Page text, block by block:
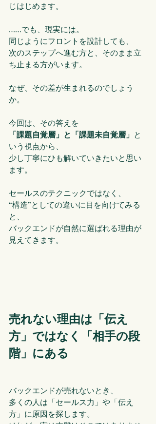
じはじめます。
……でも、現実には。
同じようにフロントを設計しても、
次のステップへ進む方と、そのまま立
ち止まる方がいます。
なぜ、その差が生まれるのでしょう
か。
今回は、その答えを
「課題自覚層」と「課題未自覚層」 と
いう視点から、
少し丁寧にひも解いていきたいと思い
ます。
セールスのテクニックではなく、
“構造”としての違いに目を向けてみる
と、
バックエンドが自然に選ばれる理由が
見えてきます。
売れない理由は「伝え
方」ではなく「相手の段
階」にある
バックエンドが売れないとき、
多くの人は「セールス力」や「伝え
方」に原因を探します。